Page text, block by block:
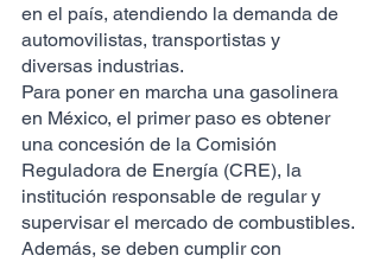
en el país, atendiendo la demanda de
automovilistas, transportistas y
diversas industrias.
Para poner en marcha una gasolinera
en México, el primer paso es obtener
una concesión de la Comisión
Reguladora de Energía (CRE), la
institución responsable de regular y
supervisar el mercado de combustibles.
Además, se deben cumplir con